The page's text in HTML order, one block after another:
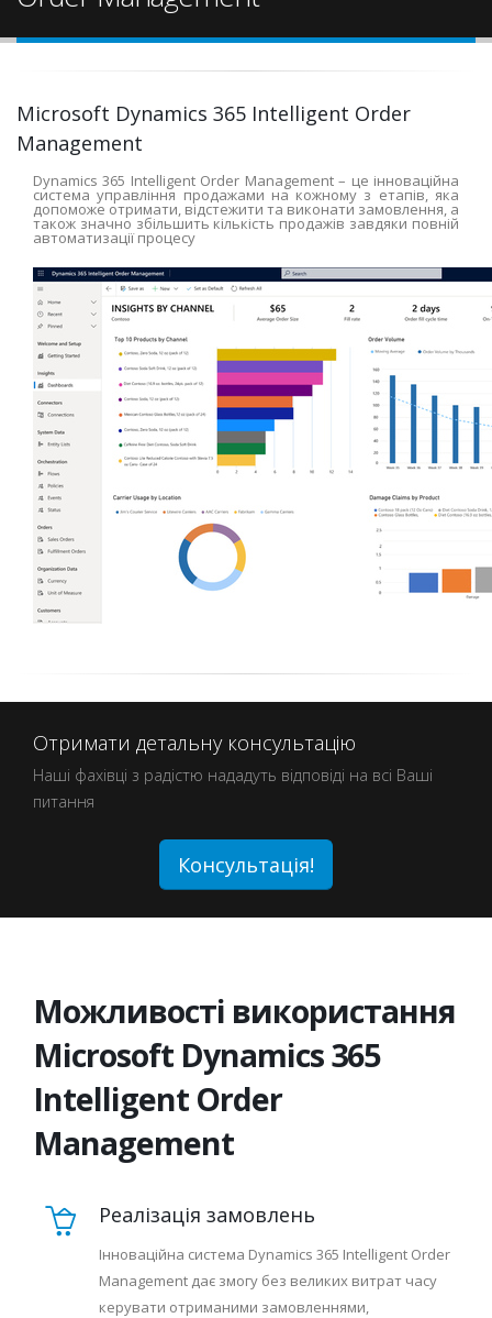
Microsoft Dynamics 365 Intelligent Order
Management
Dynamics 365 Intelligent Order Management – це інноваційна
система управління продажами на кожному з етапів, яка
допоможе отримати, відстежити та виконати замовлення, а
також значно збільшить кількість продажів завдяки повній
автоматизації процесу
Отримати детальну консультацію
Наші фахівці з радістю нададуть відповіді на всі Ваші
питання
Консультація!
Можливості використання
Microsoft Dynamics 365
Intelligent Order
Management
Реалізація замовлень
Інноваційна система Dynamics 365 Intelligent Order
Management дає змогу без великих витрат часу
керувати отриманими замовленнями,